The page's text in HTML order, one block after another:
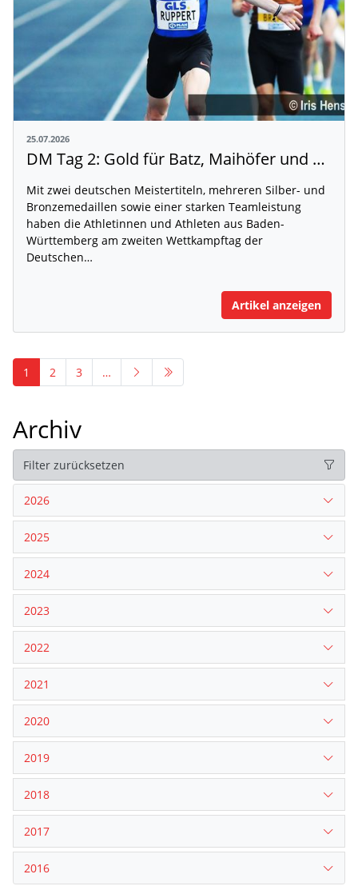
25.07.2026
DM Tag 2: Gold für Batz, Maihöfer und Ruppert
Mit zwei deutschen Meistertiteln, mehreren Silber- und
Bronzemedaillen sowie einer starken Teamleistung
haben die Athletinnen und Athleten aus Baden-
Württemberg am zweiten Wettkampftag der
Deutschen…
Artikel anzeigen
1 2 3 …
Archiv
Filter zurücksetzen
2026
2025
2024
2023
2022
2021
2020
2019
2018
2017
2016